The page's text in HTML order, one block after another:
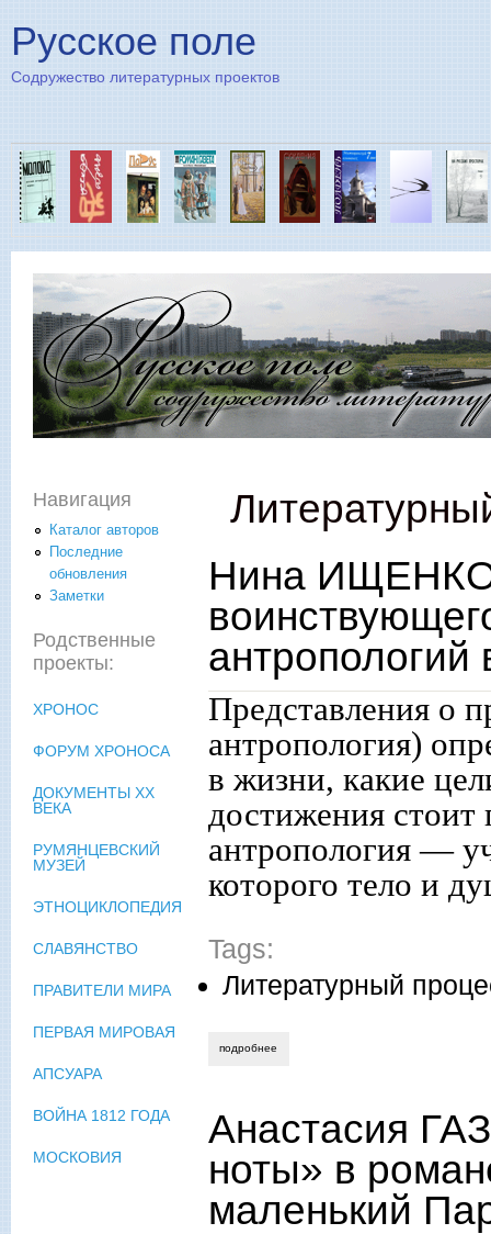
Русское поле
Содружество литературных проектов
Нина
антропологий
Представления о
антропология)
в жизни, какие
достижения стоит
антропология —
которого тело и
Tags:
Литературный
подробнее
Анастасия
ноты» в
маленький
Навигация
Каталог авторов
Последние
обновления
Заметки
Родственные
проекты:
ХРОНОС
ФОРУМ ХРОНОСА
ДОКУМЕНТЫ XX
ВЕКА
РУМЯНЦЕВСКИЙ
МУЗЕЙ
ЭТНОЦИКЛОПЕДИЯ
СЛАВЯНСТВО
ПРАВИТЕЛИ МИРА
ПЕРВАЯ МИРОВАЯ
АПСУАРА
ВОЙНА 1812 ГОДА
МОСКОВИЯ